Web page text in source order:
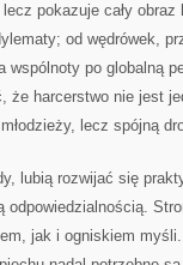
pokazuje cały
od wędrówek,
wspólnoty po globalną
że harcerstwo nie jest
lecz spójną
lubią rozwijać się
jak i ogniskiem